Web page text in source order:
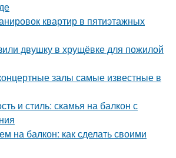
квартир в пятиэтажных
двушку в хрущёвке для пожилой
залы самые известные в
и стиль: скамья на балкон с
на балкон: как сделать своими